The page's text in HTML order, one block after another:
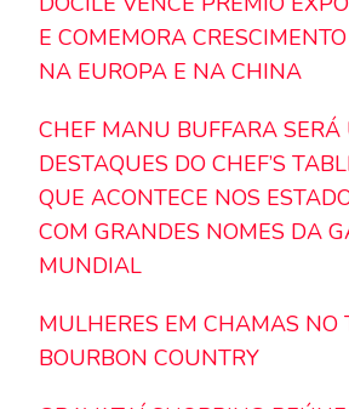
E COMEMORA
NA EUROPA E NA CHINA
CHEF MANU BUFFARA SERÁ
DESTAQUES DO CHEF’S
QUE ACONTECE NOS
COM GRANDES NOMES DA
MUNDIAL
MULHERES EM CHAMAS NO
BOURBON COUNTRY